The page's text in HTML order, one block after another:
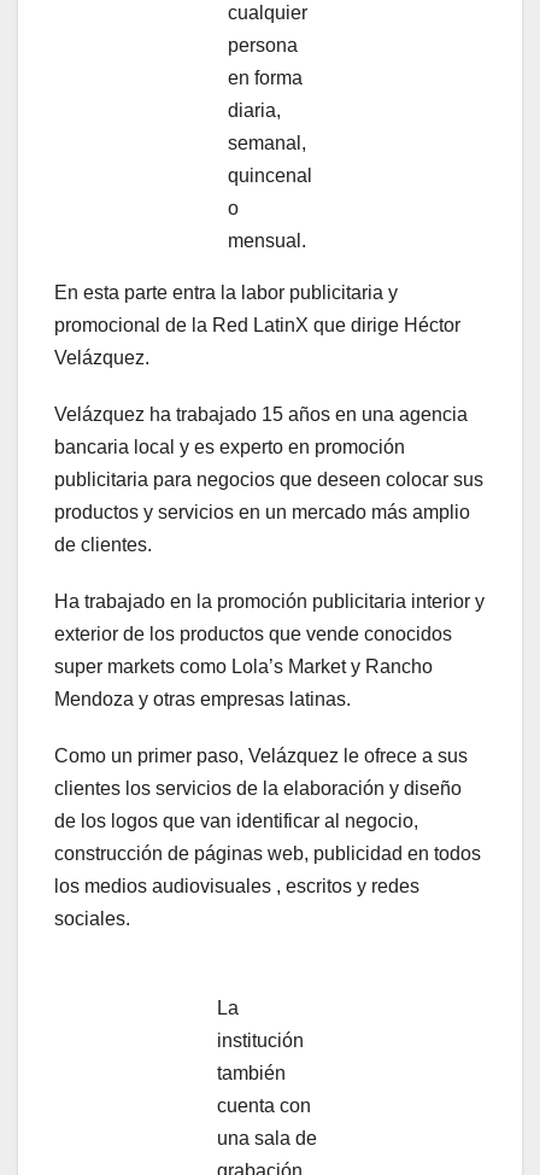
cualquier
persona
en forma
diaria,
semanal,
quincenal
o
mensual.
En esta parte entra la labor publicitaria y
promocional de la Red LatinX que dirige Héctor
Velázquez.
Velázquez ha trabajado 15 años en una agencia
bancaria local y es experto en promoción
publicitaria para negocios que deseen colocar sus
productos y servicios en un mercado más amplio
de clientes.
Ha trabajado en la promoción publicitaria interior y
exterior de los productos que vende conocidos
super markets como Lola’s Market y Rancho
Mendoza y otras empresas latinas.
Como un primer paso, Velázquez le ofrece a sus
clientes los servicios de la elaboración y diseño
de los logos que van identificar al negocio,
construcción de páginas web, publicidad en todos
los medios audiovisuales , escritos y redes
sociales.
La
institución
también
cuenta con
una sala de
grabación